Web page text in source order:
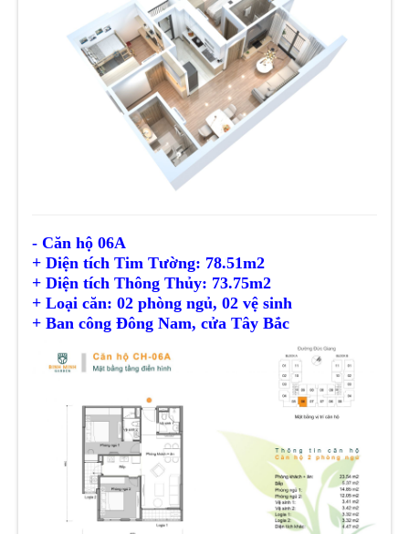
- Căn hộ 06A
+ Diện tích Tim Tường: 78.51m2
+ Diện tíchThông Thủy: 73.75m2
+ Loại căn: 02 phòng ngủ, 02 vệ sinh
+ Ban công Đông Nam, cửa Tây Bắc